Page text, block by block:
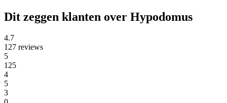
Dit zeggen klanten over Hypodomus
4.7
127 reviews
5
125
4
5
3